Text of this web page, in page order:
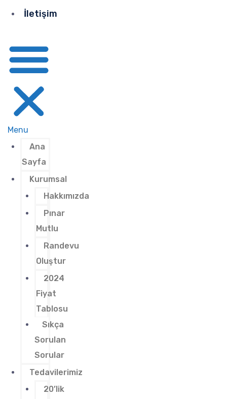
İletişim
Menu
Ana
Sayfa
Kurumsal
Hakkımızda
Pınar
Mutlu
Randevu
Oluştur
2024
Fiyat
Tablosu
Sıkça
Sorulan
Sorular
Tedavilerimiz
20’lik